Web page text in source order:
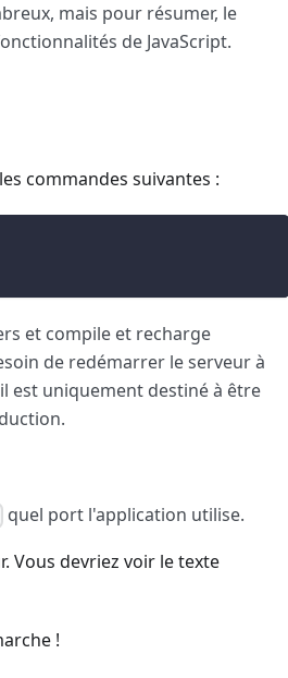
mais pour résumer, le
de JavaScript.
commandes suivantes :
et compile et recharge
de redémarrer le serveur à
est uniquement destiné à être
quel port l'application utilise.
Vous devriez voir le texte
!